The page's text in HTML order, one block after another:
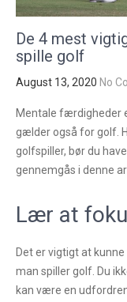
De 4 mest
spille golf
August 13, 2020 No
Mentale færdigheder
gælder også for golf.
golfspiller, bør du
gennemgås i denne
Lær at
Det er vigtigt at
man spiller golf. Du
kan være en